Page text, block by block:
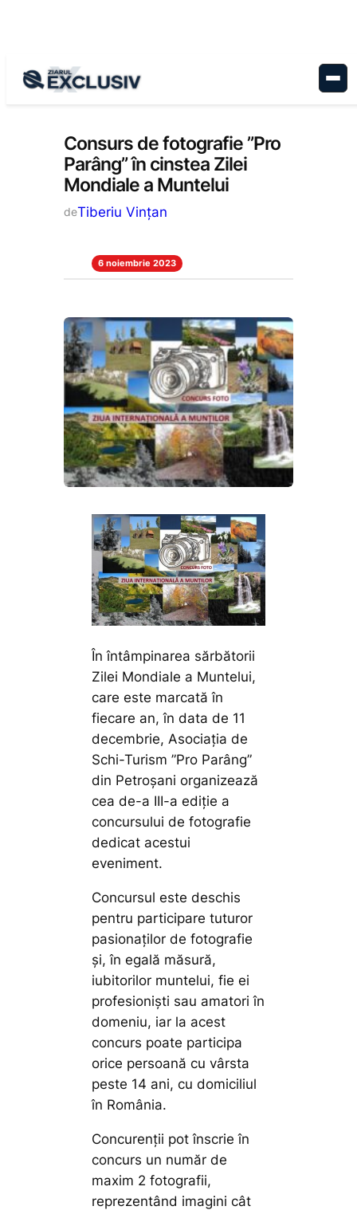
Stiri la zi
Consurs de fotografie ”Pro
Parâng” în cinstea Zilei
Mondiale a Muntelui
deTiberiu Vințan
6 noiembrie 2023
În întâmpinarea sărbătorii
Zilei Mondiale a Muntelui,
care este marcată în
fiecare an, în data de 11
decembrie, Asociația de
Schi-Turism ”Pro Parâng”
din Petroșani organizează
cea de-a III-a ediție a
concursului de fotografie
dedicat acestui
eveniment.
Concursul este deschis
pentru participare tuturor
pasionaților de fotografie
și, în egală măsură,
iubitorilor muntelui, fie ei
profesioniști sau amatori în
domeniu, iar la acest
concurs poate participa
orice persoană cu vârsta
peste 14 ani, cu domiciliul
în România.
Concurenții pot înscrie în
concurs un număr de
maxim 2 fotografii,
reprezentând imagini cât